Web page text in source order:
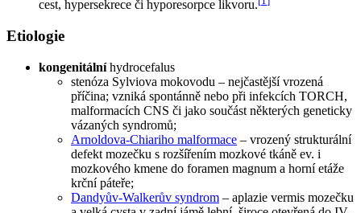
cest, hypersekrece či hyporesorpce likvoru.
Etiologie
kongenitálníhydrocefalus
stenóza Sylviova mokovodu – nejčastější vrozená
příčina; vzniká spontánně nebo při infekcích TORCH,
malformacích CNS či jako součást některých geneticky
vázaných syndromů;
Arnoldova-Chiariho malformace – vrozený strukturální
defekt mozečku s rozšířením mozkové tkáně ev. i
mozkového kmene do foramen magnum a horní etáže
krční páteře;
Dandyův-Walkerův syndrom – aplazie vermis mozečku